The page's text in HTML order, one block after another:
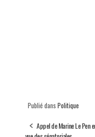
Publié dans Politique
Appel de Marine Le Pen